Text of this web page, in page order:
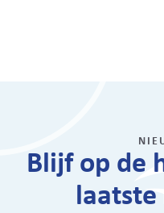
Blijf op de
laatste